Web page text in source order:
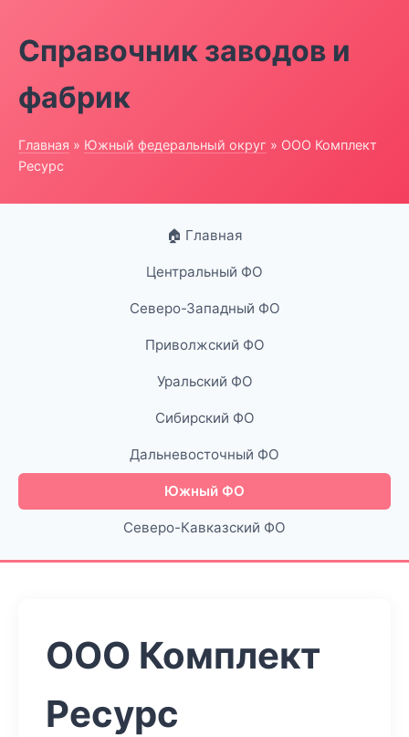
Справочник заводов и
фабрик
Главная » Южный федеральный округ » ООО Комплект
Ресурс
🏠 Главная
Центральный ФО
Северо-Западный ФО
Приволжский ФО
Уральский ФО
Сибирский ФО
Дальневосточный ФО
Южный ФО
Северо-Кавказский ФО
ООО Комплект
Ресурс